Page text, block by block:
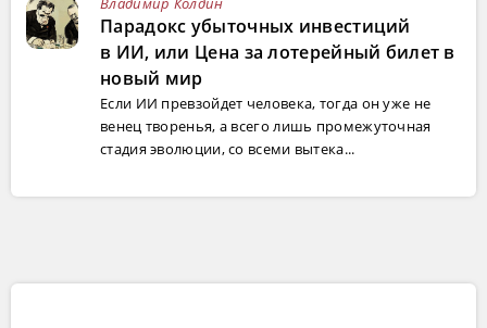
Парадокс убыточных инвестиций
в ИИ, или Цена за лотерейный билет в
новый мир
Если ИИ превзойдет человека, тогда он уже не
венец творенья, а всего лишь промежуточная
стадия эволюции, со всеми вытека...